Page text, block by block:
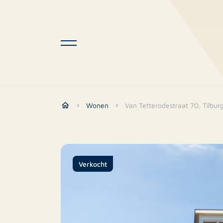
Wonen Van Tetterodestraat 70,
Verkocht